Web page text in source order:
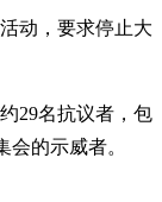
动，要求停止大
29名抗议者，包
的示威者。